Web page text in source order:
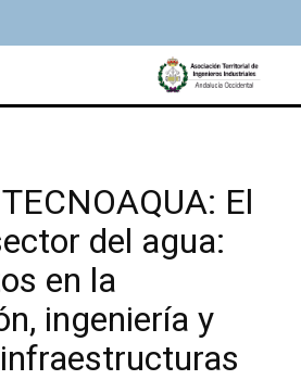
El
del agua:
en la
ingeniería y